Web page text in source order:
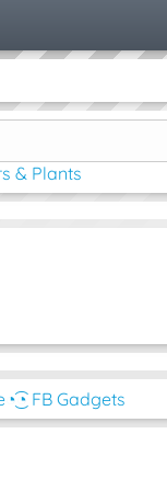
& Plants
◔͜͡◔ FB Gadgets